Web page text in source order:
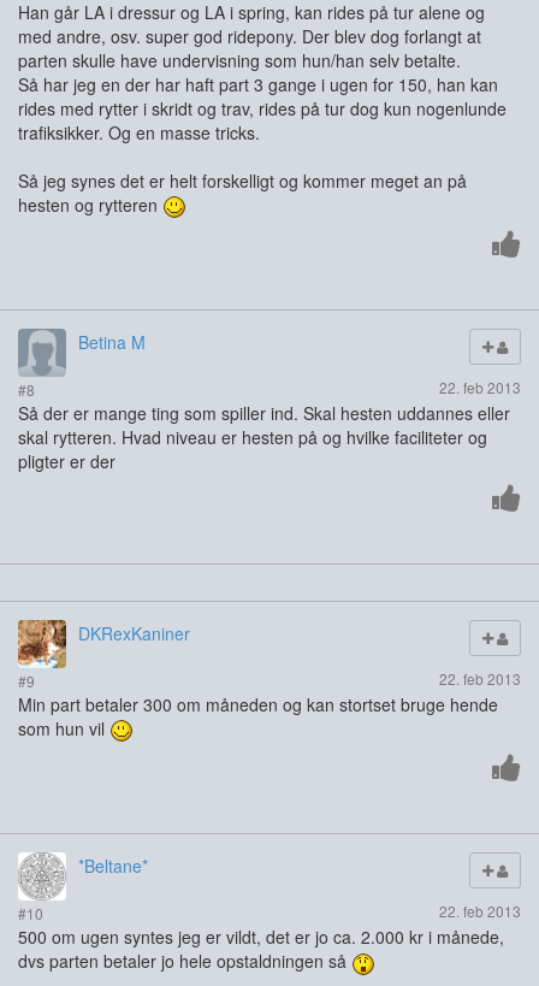
Han går LA i dressur og LA i spring, kan rides på tur alene og
med andre, osv. super god ridepony. Der blev dog forlangt at
parten skulle have undervisning som hun/han selv betalte.
Så har jeg en der har haft part 3 gange i ugen for 150, han kan
rides med rytter i skridt og trav, rides på tur dog kun nogenlunde
trafiksikker. Og en masse tricks.
Så jeg synes det er helt forskelligt og kommer meget an på
hesten og rytteren
Betina M
#8 22. feb 2013
Så der er mange ting som spiller ind. Skal hesten uddannes eller
skal rytteren. Hvad niveau er hesten på og hvilke faciliteter og
pligter er der
DKRexKaniner
#9 22. feb 2013
Min part betaler 300 om måneden og kan stortset bruge hende
som hun vil
*Beltane*
#10 22. feb 2013
500 om ugen syntes jeg er vildt, det er jo ca. 2.000 kr i månede,
dvs parten betaler jo hele opstaldningen så